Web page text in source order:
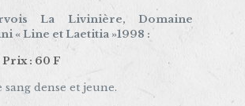
La Livinière, Domaine
« Line et Laetitia »1998 :
Prix : 60 F
sang dense et jeune.